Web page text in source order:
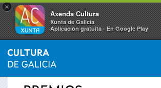
×
Axenda Cultura
Xunta de Galicia
Aplicación gratuíta - En Google Play
Se
INICIO